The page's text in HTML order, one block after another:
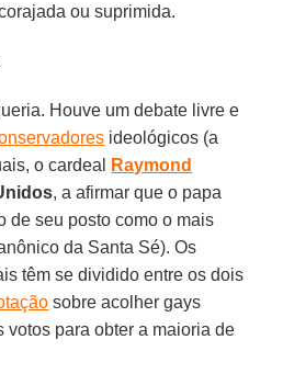
ou suprimida.
Houve um debate livre e
ideológicos (a
o cardeal
Raymond
, a afirmar que o papa
de seu posto como o mais
da Santa Sé). Os
têm se dividido entre os dois
sobre acolher gays
votos para obter a maioria de